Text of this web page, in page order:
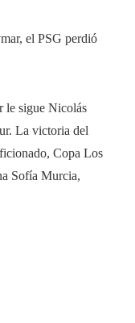
el PSG perdió
le sigue Nicolás
La victoria del
Copa Los
Sofía Murcia,